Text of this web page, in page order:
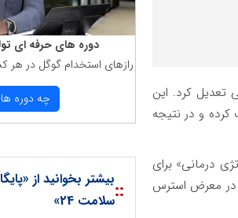
تعدیل کرد. این
و در نتیجه
درمانی» برای
در معرض استرس
دوره های حرفه ای
رازهای استخدام گوگل در هر
چه دوره
::بیشتر بخوانید از
سلامت 24»